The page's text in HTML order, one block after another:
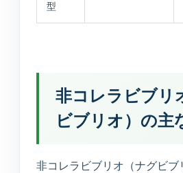
TEL
0234-23-8166
WEB
型
非コレラビブリ
ビブリオ）の主
非コレラビブリオ（ナグビブ